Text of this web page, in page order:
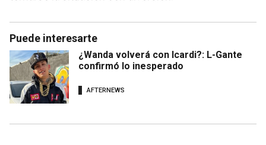
Puede interesarte
¿Wanda volverá con Icardi?: L-Gante
confirmó lo inesperado
AFTERNEWS